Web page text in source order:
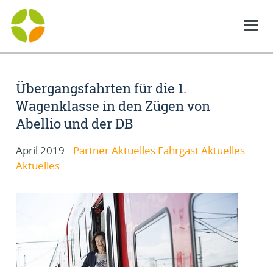
Übergangsfahrten für die 1.
Wagenklasse in den Zügen von
Abellio und der DB
April 2019
Partner Aktuelles Fahrgast Aktuelles
Aktuelles